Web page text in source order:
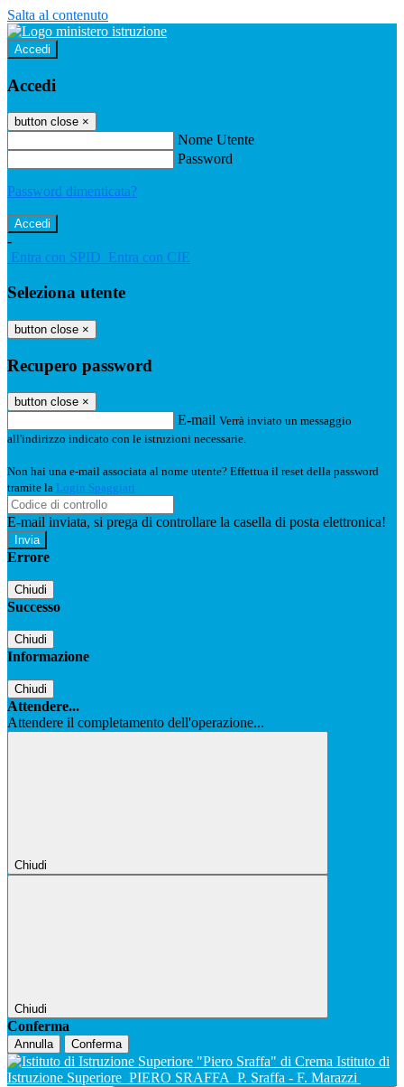
Salta al contenuto
Accedi
Accedi
button close ×
Nome Utente
Password
Password dimenticata?
-
Entra con SPID Entra con CIE
Seleziona utente
button close ×
Recupero password
button close ×
E-mail Verrà inviato un messaggio
all'indirizzo indicato con le istruzioni necessarie.
Non hai una e-mail associata al nome utente? Effettua il reset della password
tramite la Login Spaggiari
E-mail inviata, si prega di controllare la casella di posta elettronica!
Errore
Chiudi
Successo
Chiudi
Informazione
Chiudi
Attendere...
Attendere il completamento dell'operazione...
Chiudi
Chiudi
Conferma
Annulla Conferma
Istituto di
Istruzione Superiore PIERO SRAFFA P. Sraffa - F. Marazzi